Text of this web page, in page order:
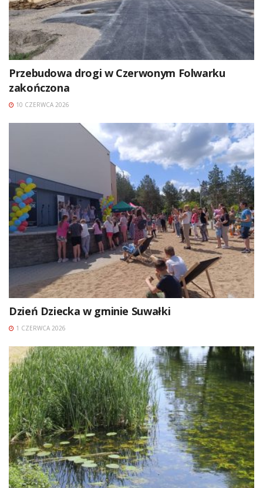
Przebudowa drogi w Czerwonym Folwarku
zakończona
10 CZERWCA 2026
Dzień Dziecka w gminie Suwałki
1 CZERWCA 2026